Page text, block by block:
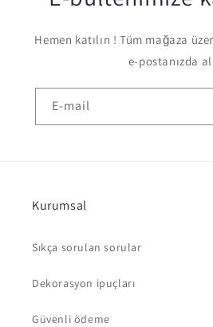
Hemen katılın ! Tüm mağaza
e-postanızda
E-mail
Kurumsal
Sıkça sorulan sorular
Dekorasyon ipuçları
Güvenli ödeme